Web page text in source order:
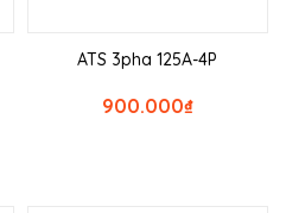
ATS 3pha 125A-4P
₫
900.000